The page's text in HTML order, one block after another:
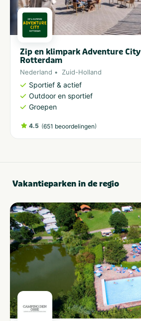
Zip en klimpark Adventure City
Rotterdam
Nederland Zuid-Holland
Sportief & actief
Outdoor en sportief
Groepen
4.5 (651 beoordelingen)
Vakantieparken in de regio